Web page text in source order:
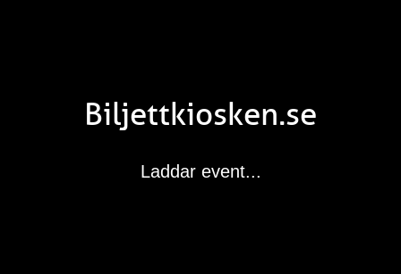
Biljettkiosken.se
Laddar event...